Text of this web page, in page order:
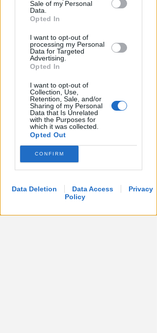
Downstream Participants that may
further disclose it to other third parties.
Sale of my Personal
Data.
Opted In
I want to opt-out of
processing my Personal
Data for Targeted
Advertising.
Opted In
I want to opt-out of
Collection, Use,
Retention, Sale, and/or
Sharing of my Personal
Data that Is Unrelated
with the Purposes for
which it was collected.
Opted Out
CONFIRM
Data Deletion Data Access
Privacy
Policy
abbandonate: due denunce per
invasione arbitraria
Redazione